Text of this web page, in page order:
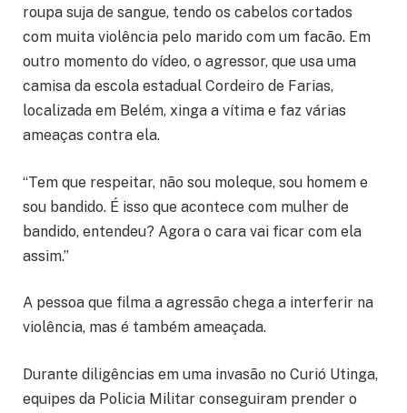
roupa suja de sangue, tendo os cabelos cortados
com muita violência pelo marido com um facão. Em
outro momento do vídeo, o agressor, que usa uma
camisa da escola estadual Cordeiro de Farias,
localizada em Belém, xinga a vítima e faz várias
ameaças contra ela.
“Tem que respeitar, não sou moleque, sou homem e
sou bandido. É isso que acontece com mulher de
bandido, entendeu? Agora o cara vai ficar com ela
assim.”
A pessoa que filma a agressão chega a interferir na
violência, mas é também ameaçada.
Durante diligências em uma invasão no Curió Utinga,
equipes da Policia Militar conseguiram prender o